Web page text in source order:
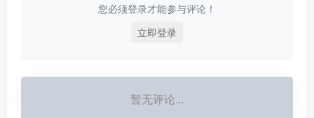
您必须登录才能参与评论！
立即登录
暂无评论...